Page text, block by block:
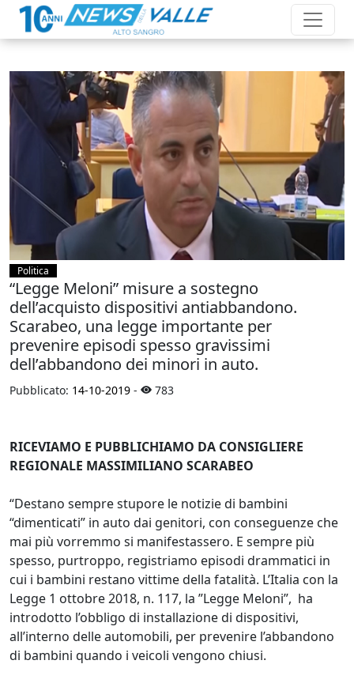
Politica
“Legge Meloni” misure a sostegno
dell’acquisto dispositivi antiabbandono.
Scarabeo, una legge importante per
prevenire episodi spesso gravissimi
dell’abbandono dei minori in auto.
Pubblicato: 14-10-2019 - 783
RICEVIAMO E PUBBLICHIAMO DA CONSIGLIERE
REGIONALE MASSIMILIANO SCARABEO
“Destano sempre stupore le notizie di bambini
“dimenticati” in auto dai genitori, con conseguenze che
mai più vorremmo si manifestassero. E sempre più
spesso, purtroppo, registriamo episodi drammatici in
cui i bambini restano vittime della fatalità. L’Italia con la
Legge 1 ottobre 2018, n. 117, la ”Legge Meloni”, ha
introdotto l’obbligo di installazione di dispositivi,
all’interno delle automobili, per prevenire l’abbandono
di bambini quando i veicoli vengono chiusi.